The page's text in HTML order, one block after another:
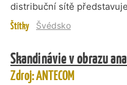
distribuční sítě
Štítky Švédsko
Skandinávie v obrazu
Zdroj: ANTECOM